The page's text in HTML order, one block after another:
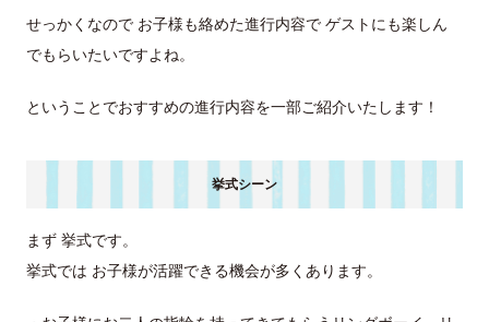
せっかくなので お子様も絡めた進行内容で ゲストにも楽しん
でもらいたいですよね。
ということでおすすめの進行内容を一部ご紹介いたします！
挙式シーン
まず 挙式です。
挙式では お子様が活躍できる機会が多くあります。